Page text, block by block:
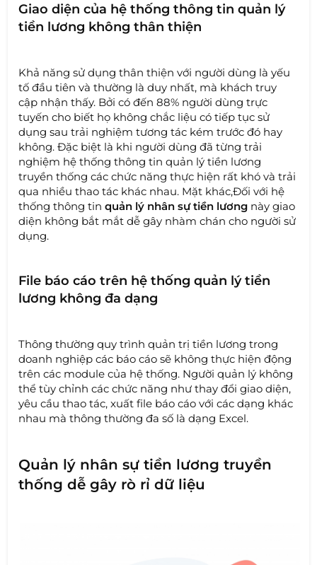
Giao diện của hệ thống thông tin quản lý
tiền lương không thân thiện
Khả năng sử dụng thân thiện với người dùng là yếu
tố đầu tiên và thường là duy nhất, mà khách truy
cập nhận thấy. Bởi có đến 88% người dùng trực
tuyến cho biết họ không chắc liệu có tiếp tục sử
dụng sau trải nghiệm tương tác kém trước đó hay
không. Đặc biệt là khi người dùng đã từng trải
nghiệm hệ thống thông tin quản lý tiền lương
truyền thống các chức năng thực hiện rất khó và trải
qua nhiều thao tác khác nhau. Mặt khác,Đối với hệ
thống thông tinquản lý nhân sự tiền lương này giao
diện không bắt mắt dễ gây nhàm chán cho người sử
dụng.
File báo cáo trên hệ thống quản lý tiền
lương không đa dạng
Thông thường quy trình quản trị tiền lương trong
doanh nghiệp các báo cáo sẽ không thực hiện động
trên các module của hệ thống. Người quản lý không
thể tùy chỉnh các chức năng như thay đổi giao diện,
yêu cầu thao tác, xuất file báo cáo với các dạng khác
nhau mà thông thường đa số là dạng Excel.
Quản lý nhân sự tiền lương truyền
thống dễ gây rò rỉ dữ liệu